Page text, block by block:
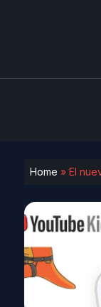
Home » El